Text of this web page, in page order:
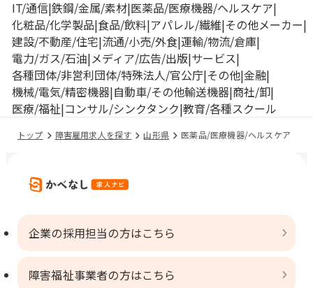
IT/通信 鉄鋼/金属/素材 医薬品/医療機器/ヘルスケア
化粧品/化学製品 食品/飲料 アパレル/繊維 その他メーカー
建設/不動産/住宅 流通/小売/外食 運輸/物流/倉庫
電力/ガス/石油 メディア/広告/出版 サービス
各種団体/非営利団体/特殊法人/官公庁 その他 金融
機械/電気/精密機器 自動車/その他輸送機器 商社/卸
医療/福祉 コンサル/シンクタンク 教育/各種スクール
トップ 障害雇用求人を探す 山形県 医薬品/医療機器/ヘルスケア
企業の採用担当の方はこちら
障害福祉事業者の方はこちら